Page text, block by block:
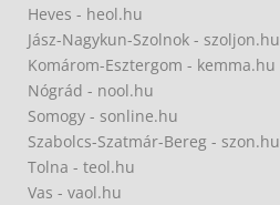
Heves - heol.hu
Jász-Nagykun-Szolnok - szoljon.hu
Komárom-Esztergom - kemma.hu
Nógrád - nool.hu
Somogy - sonline.hu
Szabolcs-Szatmár-Bereg - szon.hu
Tolna - teol.hu
Vas - vaol.hu